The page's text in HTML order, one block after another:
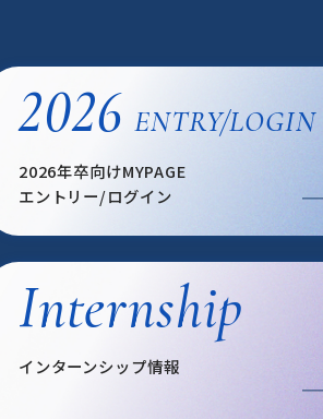
2026 ENTRY/LOGIN
2026年卒向けMYPAGE
エントリー/ログイン
Internship
インターンシップ情報